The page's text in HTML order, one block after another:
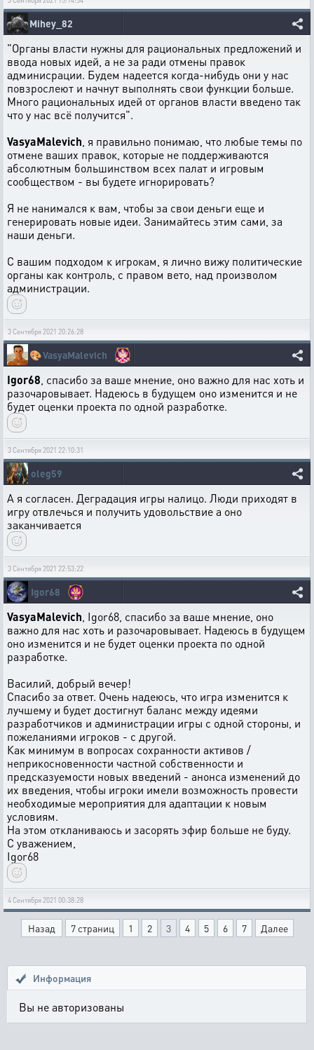
Mihey_82
"Органы власти нужны для рациональных предложений и
ввода новых идей, а не за ради отмены правок
админисрации. Будем надеется когда-нибудь они у нас
повзрослеют и начнут выполнять свои функции больше.
Много рациональных идей от органов власти введено так
что у нас всё получится".
VasyaMalevich , я правильно понимаю, что любые темы по
отмене ваших правок, которые не поддерживаются
абсолютным большинством всех палат и игровым
сообществом - вы будете игнорировать?
Я не нанимался к вам, чтобы за свои деньги еще и
генерировать новые идеи. Занимайтесь этим сами, за
наши деньги.
С вашим подходом к игрокам, я лично вижу политические
органы как контроль, с правом вето, над произволом
администрации.
3 Сентября 2021 20:26:28
🎨VasyaMalevich
Igor68 , спасибо за ваше мнение, оно важно для нас хоть и
разочаровывает. Надеюсь в будущем оно изменится и не
будет оценки проекта по одной разработке.
3 Сентября 2021 22:10:31
oleg59
А я согласен. Деградация игры налицо. Люди приходят в
игру отвлечься и получить удовольствие а оно
заканчивается
3 Сентября 2021 22:53:22
Igor68
VasyaMalevich , Igor68, спасибо за ваше мнение, оно
важно для нас хоть и разочаровывает. Надеюсь в будущем
оно изменится и не будет оценки проекта по одной
разработке.
Василий, добрый вечер!
Спасибо за ответ. Очень надеюсь, что игра изменится к
лучшему и будет достигнут баланс между идеями
разработчиков и администрации игры с одной стороны, и
пожеланиями игроков - с другой.
Как минимум в вопросах сохранности активов /
неприкосновенности частной собственности и
предсказуемости новых введений - анонса изменений до
их введения, чтобы игроки имели возможность провести
необходимые мероприятия для адаптации к новым
условиям.
На этом откланиваюсь и засорять эфир больше не буду.
С уважением,
Igor68
4 Сентября 2021 00:38:28
Назад 7 страниц 1 2 3 4 5 6 7 Далее
Информация
Вы не авторизованы